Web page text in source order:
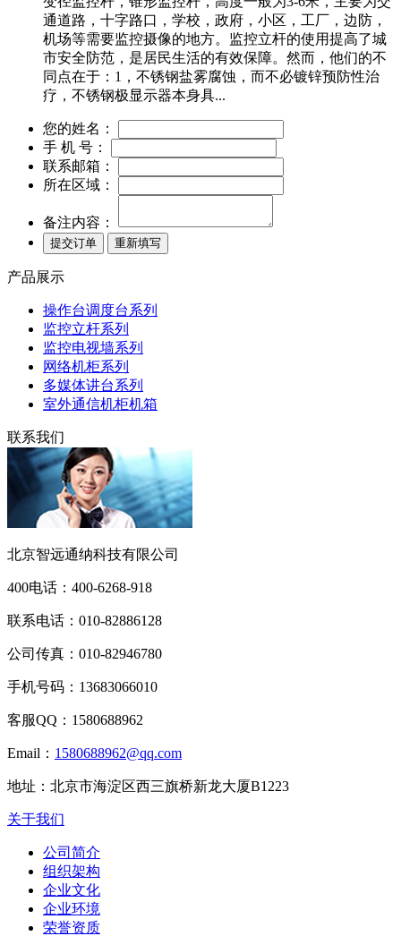
通道路，十字路口，学校，政府，小区，工厂，边防，
机场等需要监控摄像的地方。监控立杆的使用提高了城
市安全防范，是居民生活的有效保障。然而，他们的不
同点在于：1，不锈钢盐雾腐蚀，而不必镀锌预防性治
疗，不锈钢极显示器本身具...
您的姓名：
手 机 号：
联系邮箱：
所在区域：
备注内容：
产品展示
操作台调度台系列
监控立杆系列
监控电视墙系列
网络机柜系列
多媒体讲台系列
室外通信机柜机箱
联系我们
北京智远通纳科技有限公司
400电话： 400-6268-918
联系电话： 010-82886128
公司传真： 010-82946780
手机号码： 13683066010
客服QQ： 1580688962
Email： 1580688962@qq.com
地址： 北京市海淀区西三旗桥新龙大厦B1223
关于我们
公司简介
组织架构
企业文化
企业环境
荣誉资质